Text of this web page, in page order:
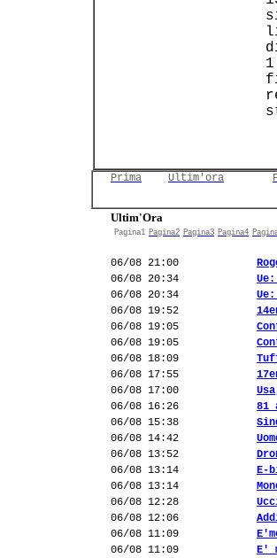
Prima Ultim'ora
Ultim'Ora
Pagina1 Pagina2 Pagina3 Pagina4
06/08 21:00
06/08 20:34
06/08 20:34
06/08 19:52
06/08 19:05
06/08 19:05
06/08 18:09
06/08 17:55
06/08 17:00
06/08 16:26
81
06/08 15:38
06/08 14:42
06/08 13:52
06/08 13:14
E-
06/08 13:14
06/08 12:28
06/08 12:06
06/08 11:09
06/08 11:09
E'